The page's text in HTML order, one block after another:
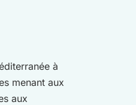
à
menant aux
aux